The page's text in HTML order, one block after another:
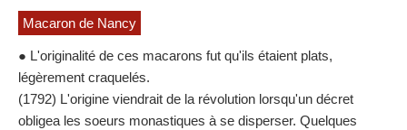
Macaron de Nancy
● L'originalité de ces macarons fut qu'ils étaient plats,
légèrement craquelés.
(1792) L'origine viendrait de la révolution lorsqu'un décret
obligea les soeurs monastiques à se disperser. Quelques